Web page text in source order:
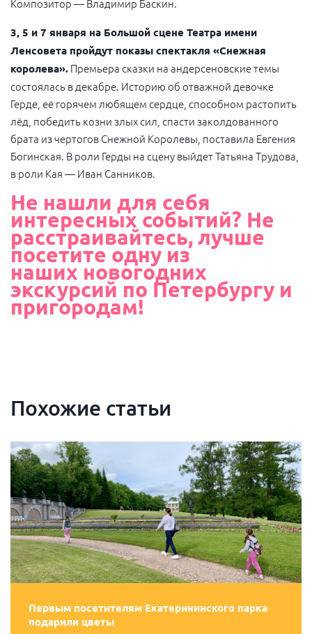
3, 5 и 7 января на Большой сцене Театра имени
Ленсовета пройдут показы спектакля «Снежная
королева». Премьера сказки на андерсеновские темы
состоялась в декабре. Историю об отважной девочке
Герде, её горячем любящем сердце, способном растопить
лёд, победить козни злых сил, спасти заколдованного
брата из чертогов Снежной Королевы, поставила Евгения
Богинская. В роли Герды на сцену выйдет Татьяна Трудова,
в роли Кая — Иван Санников.
Не нашли для себя
интересных событий? Не
расстраивайтесь, лучше
посетите одну из
наших новогодних
экскурсий по Петербургу и
пригородам!
Похожие статьи
Первым посетителям Екатерининского парка
подарили цветы